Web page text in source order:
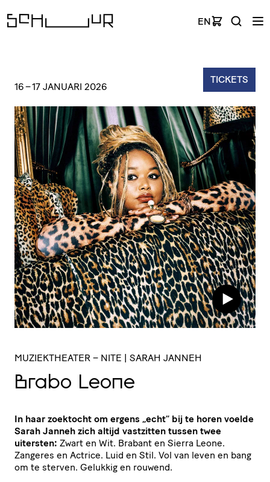
EN
TICKETS
16–17 JANUARI 2026
MUZIEKTHEATER – NITE | SARAH JANNEH
Brabo Leone
In haar zoektocht om ergens „echt“ bij te horen voelde
Sarah Janneh zich altijd vastzitten tussen twee
uitersten: Zwart en Wit. Brabant en Sierra Leone.
Zangeres en Actrice. Luid en Stil. Vol van leven en bang
om te sterven. Gelukkig en rouwend.